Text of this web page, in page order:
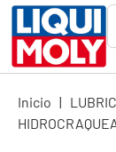
Inicio |